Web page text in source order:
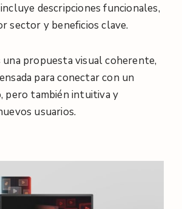
descripciones funcionales,
sector y beneficios clave.
propuesta visual coherente,
para conectar con un
pero también intuitiva y
usuarios.